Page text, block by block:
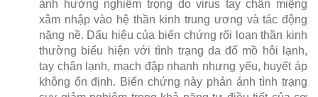
ảnh hưởng nghiêm trọng do virus tay chân miệng
xâm nhập vào hệ thần kinh trung ương và tác động
nặng nề. Dấu hiệu của biến chứng rối loạn thần kinh
thường biểu hiện với tình trạng da đổ mồ hôi lạnh,
tay chân lạnh, mạch đập nhanh nhưng yếu, huyết áp
không ổn định. Biến chứng này phản ánh tình trạng